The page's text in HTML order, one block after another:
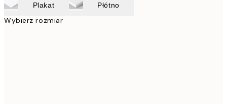
Plakat Płótno
Wybierz rozmiar